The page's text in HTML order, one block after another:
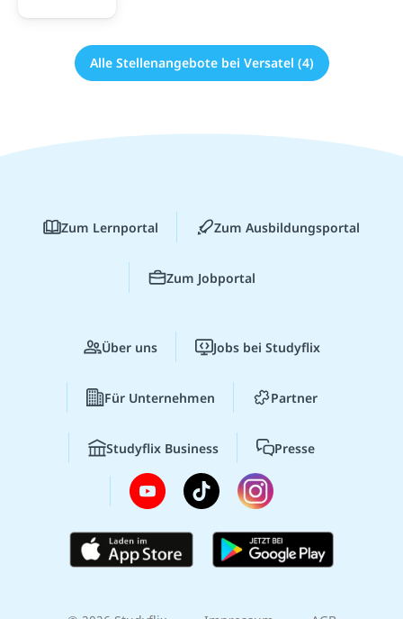
Alle Stellenangebote bei Versatel (4)
Zum Lernportal Zum Ausbildungsportal
Zum Jobportal
Über uns Jobs bei Studyflix
Für Unternehmen Partner
Studyflix Business Presse